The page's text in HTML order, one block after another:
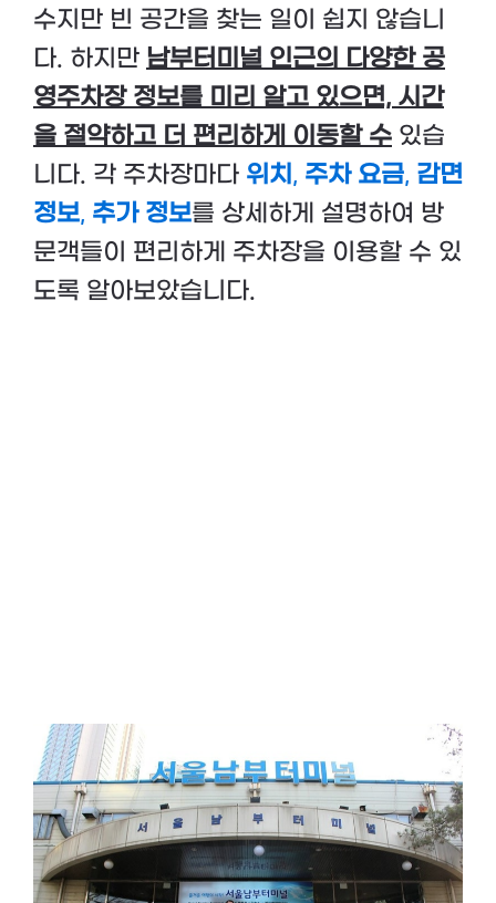
수지만 빈 공간을 찾는 일이 쉽지 않습니
다. 하지만 남부터미널 인근의 다양한 공
영주차장 정보를 미리 알고 있으면, 시간
을 절약하고 더 편리하게 이동할 수 있습
니다. 각 주차장마다 위치 , 주차 요금, 감면
정보, 추가 정보를 상세하게 설명하여 방
문객들이 편리하게 주차장을 이용할 수 있
도록 알아보았습니다.